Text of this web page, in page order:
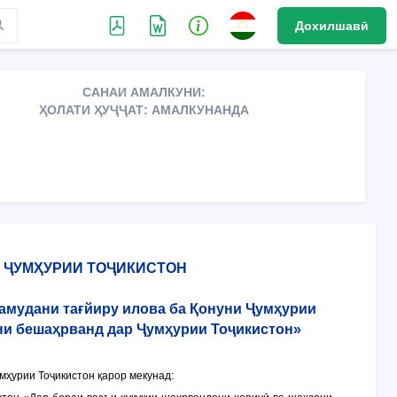
Дохилшавӣ
САНАИ АМАЛКУНИ:
ҲОЛАТИ ҲУҶҶАТ: АМАЛКУНАНДА
ТОҶИКИСТОН
тағйиру илова ба Қонуни Ҷумҳурии
бешаҳрванд дар Ҷумҳурии Тоҷикистон»
Тоҷикистон қарор мекунад: